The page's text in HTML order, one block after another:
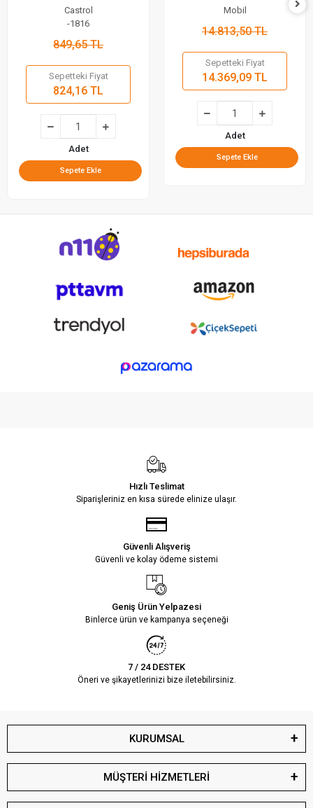
Castrol
-1816
849,65 TL
Sepetteki Fiyat
824,16 TL
Adet
Sepete Ekle
Lityum Gres 18 KG
Mobil
14.813,50 TL
Sepetteki Fiyat
14.369,09 TL
Adet
Sepete Ekle
Hızlı Teslimat
Siparişleriniz en kısa sürede elinize ulaşır.
Güvenli Alışveriş
Güvenli ve kolay ödeme sistemi
Geniş Ürün Yelpazesi
Binlerce ürün ve kampanya seçeneği
7 / 24 DESTEK
Öneri ve şikayetlerinizi bize iletebilirsiniz.
KURUMSAL
MÜŞTERİ HİZMETLERİ